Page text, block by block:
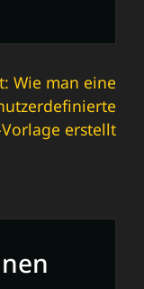
Wie man eine
erstellt